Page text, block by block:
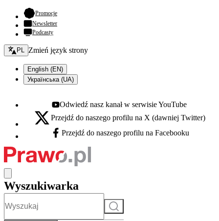
Promocje- otwiera się w nowej karcie
Newsletter
Podcasty
Zmień język - bieżący:
PL Zmień język strony
English (EN)
Українська (UA)
Youtube - otwiera się w nowej karcie
Odwiedź nasz kanał w serwisie YouTube
X - otwiera się w nowej karcie
Przejdź do naszego profilu na X (dawniej Twitter)
Facebook - otwiera się w nowej karcie
Przejdź do naszego profilu na Facebooku
Wyszukiwarka
Szukaj